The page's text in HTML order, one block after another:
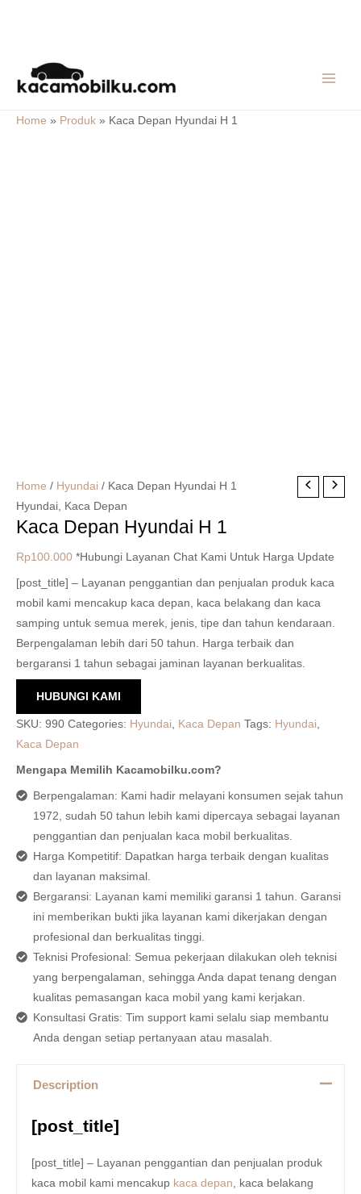
content
Home » Produk » Kaca Depan Hyundai H 1
Home / Hyundai / Kaca Depan Hyundai H 1
Hyundai, Kaca Depan
Kaca Depan Hyundai H 1
Rp100.000 *Hubungi Layanan Chat Kami Untuk Harga Update
[post_title] – Layanan penggantian dan penjualan produk kaca
mobil kami mencakup kaca depan, kaca belakang dan kaca
samping untuk semua merek, jenis, tipe dan tahun kendaraan.
Berpengalaman lebih dari 50 tahun. Harga terbaik dan
bergaransi 1 tahun sebagai jaminan layanan berkualitas.
HUBUNGI KAMI
SKU: 990 Categories: Hyundai, Kaca Depan Tags: Hyundai,
Kaca Depan
Mengapa Memilih Kacamobilku.com?
Berpengalaman: Kami hadir melayani konsumen sejak tahun
1972, sudah 50 tahun lebih kami dipercaya sebagai layanan
penggantian dan penjualan kaca mobil berkualitas.
Harga Kompetitif: Dapatkan harga terbaik dengan kualitas
dan layanan maksimal.
Bergaransi: Layanan kami memiliki garansi 1 tahun. Garansi
ini memberikan bukti jika layanan kami dikerjakan dengan
profesional dan berkualitas tinggi.
Teknisi Profesional: Semua pekerjaan dilakukan oleh teknisi
yang berpengalaman, sehingga Anda dapat tenang dengan
kualitas pemasangan kaca mobil yang kami kerjakan.
Konsultasi Gratis: Tim support kami selalu siap membantu
Anda dengan setiap pertanyaan atau masalah.
Description
[post_title]
[post_title] – Layanan penggantian dan penjualan produk
kaca mobil kami mencakup kaca depan , kaca belakang